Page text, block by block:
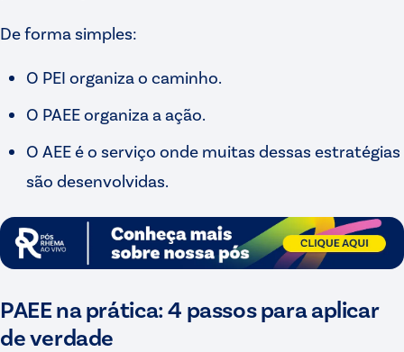
De forma simples:
O PEI organiza o caminho.
O PAEE organiza a ação.
O AEE é o serviço onde muitas dessas estratégias
são desenvolvidas.
PAEE na prática: 4 passos para aplicar
de verdade